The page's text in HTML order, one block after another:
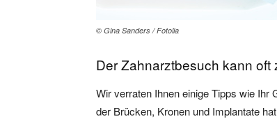
© Gina Sanders / Fotolia
Der Zahnarztbesuch kann oft
Wir verraten Ihnen einige Tipps wie
der Brücken, Kronen und Implantate